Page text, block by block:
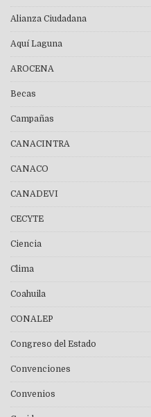
Alianza Ciudadana
Aquí Laguna
AROCENA
Becas
Campañas
CANACINTRA
CANACO
CANADEVI
CECYTE
Ciencia
Clima
Coahuila
CONALEP
Congreso del Estado
Convenciones
Convenios